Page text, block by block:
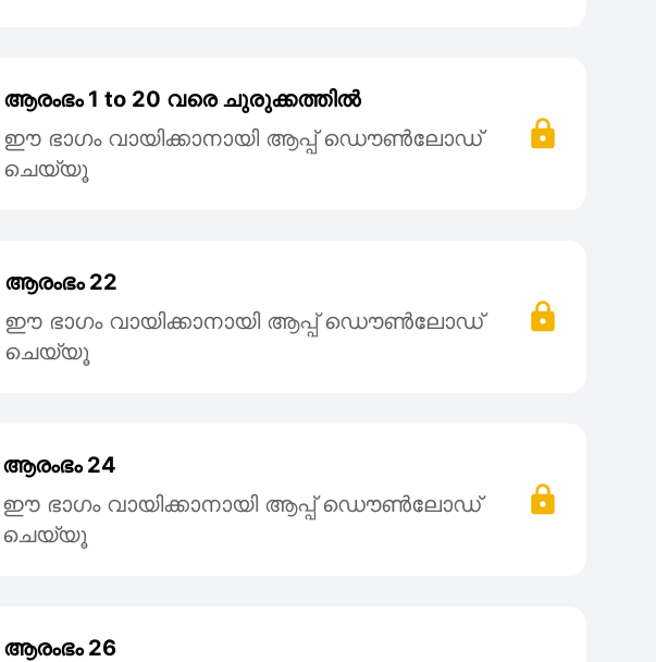
ആരംഭം 1 to 20 വരെ ചുരുക്കത്തിൽ
ഈ ഭാഗം വായിക്കാനായി ആപ്പ് ഡൌൺലോഡ്
ചെയ്യൂ
ആരംഭം 22
ഈ ഭാഗം വായിക്കാനായി ആപ്പ് ഡൌൺലോഡ്
ചെയ്യൂ
ആരംഭം 24
ഈ ഭാഗം വായിക്കാനായി ആപ്പ് ഡൌൺലോഡ്
ചെയ്യൂ
ആരംഭം 26